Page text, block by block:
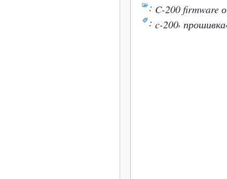
: C-200 firmware
: c-200, прошивка